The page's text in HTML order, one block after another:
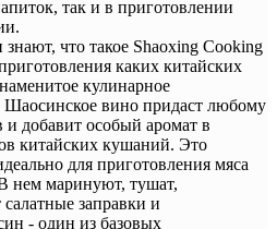
так и в приготовлении
что такое Shaoxing Cooking
каких китайских
кулинарное
вино придаст любому
добавит особый аромат в
китайских кушаний. Это
для приготовления мяса
нем маринуют, тушат,
заправки и
- один из базовых